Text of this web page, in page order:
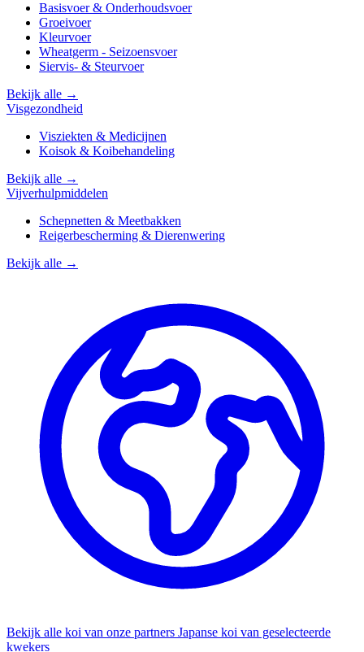
Basisvoer & Onderhoudsvoer
Groeivoer
Kleurvoer
Wheatgerm - Seizoensvoer
Siervis- & Steurvoer
Bekijk alle →
Visgezondheid
Visziekten & Medicijnen
Koisok & Koibehandeling
Bekijk alle →
Vijverhulpmiddelen
Schepnetten & Meetbakken
Reigerbescherming & Dierenwering
Bekijk alle →
Bekijk alle koi van onze partners Japanse koi van geselecteerde
kwekers